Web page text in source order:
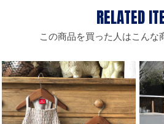
この商品を買った人はこんな